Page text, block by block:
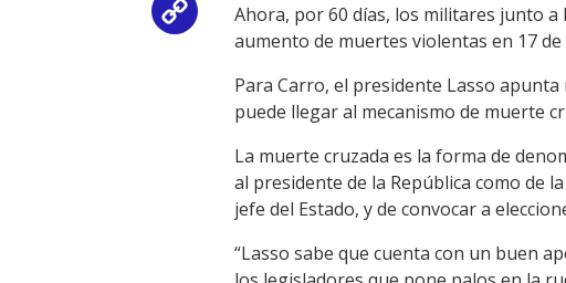
CopyAhora, por 60 días, los militares junto a
aumento de muertes violentas en 17 de
Para Carro, el presidente Lasso apunta
puede llegar al mecanismo de muerte
La muerte cruzada es la forma de
al presidente de la República como de
jefe del Estado, y de convocar a
“Lasso sabe que cuenta con un buen